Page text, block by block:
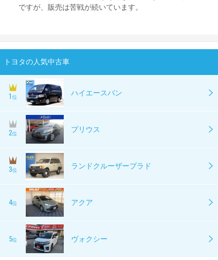
ですが、販売は苦戦が続いています。
トヨタの人気中古車
1 位 ハイエースバン
2位 プリウス
3位 ランドクルーザープラド
4位 アクア
5位 ヴォクシー